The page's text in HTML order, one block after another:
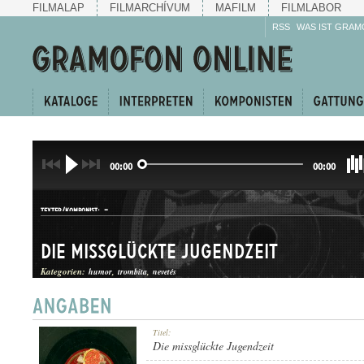
FILMALAP FILMARCHÍVUM MAFILM FILMLABOR
RSS WAS IST
00:00 00:00
TEXTER/KOMPONIST: -
HUMOROS JELENET
Die missglückte Jugendzeit
Kategorien: humor trombita nevetés
Titel:
Die missglückte Jugendzeit